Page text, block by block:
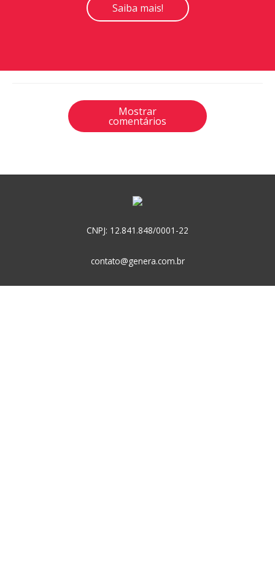
Saiba mais!
Mostrar
comentários
CNPJ: 12.841.848/0001-22
contato@genera.com.br